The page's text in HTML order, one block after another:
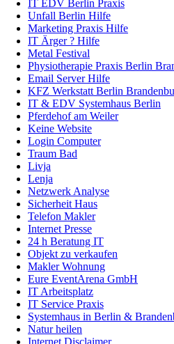
IT EDV Berlin Praxis
Unfall Berlin Hilfe
Marketing Praxis Hilfe
IT Ärger ? Hilfe
Metal Festival
Physiotherapie Praxis Berlin
Email Server Hilfe
KFZ Werkstatt Berlin
IT & EDV Systemhaus Berlin
Pferdehof am Weiler
Keine Website
Login Computer
Traum Bad
Livja
Lenja
Netzwerk Analyse
Sicherheit Haus
Telefon Makler
Internet Presse
24 h Beratung IT
Objekt zu verkaufen
Makler Wohnung
Eure EventArena GmbH
IT Arbeitsplatz
IT Service Praxis
Systemhaus in Berlin &
Natur heilen
Internet Disclaimer